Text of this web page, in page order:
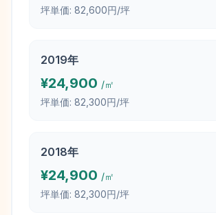
坪単価: 82,600円/坪
2019年
¥24,900 /㎡
坪単価: 82,300円/坪
2018年
¥24,900 /㎡
坪単価: 82,300円/坪